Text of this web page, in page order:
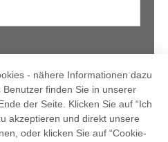
AGB
- nähere Informationen dazu
finden Sie in unserer
der Seite. Klicken Sie auf “Ich
akzeptieren und direkt unsere
oder klicken Sie auf “Cookie-